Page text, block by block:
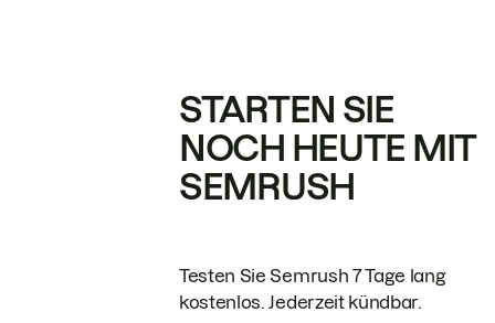
STARTEN SIE
NOCH HEUTE MIT
SEMRUSH
Testen Sie Semrush 7 Tage lang
kostenlos. Jederzeit kündbar.